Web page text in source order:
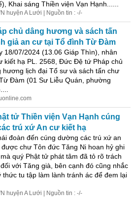
Khai sáng Thiền viện Vạn Hạnh......
huyện A Lưới | Nguồn tin : -/-
chủ dâng hương và sách tấn
giả an cư tại Tổ đình Từ Đàm
18/07/2024 (13.06 Giáp Thìn), nhân
kiết hạ PL. 2568, Đức Đệ tứ Pháp chủ
hương lịch đại Tổ sư và sách tấn chư
Đàm (01 Sư Liễu Quán, phường
tử Thiền viện Vạn Hạnh cúng
trú xứ An cư kiết hạ
đoàn đến cúng dường các trú xứ an
chư Tôn đức Tăng Ni hoan hỷ ghi
quý Phật tử phát tâm đã tỏ rõ trách
với Tăng già, bên cạnh đó cũng nhắc
tu tập làm lành tránh ác để đem lại
huyện A Lưới | Nguồn tin : -/-